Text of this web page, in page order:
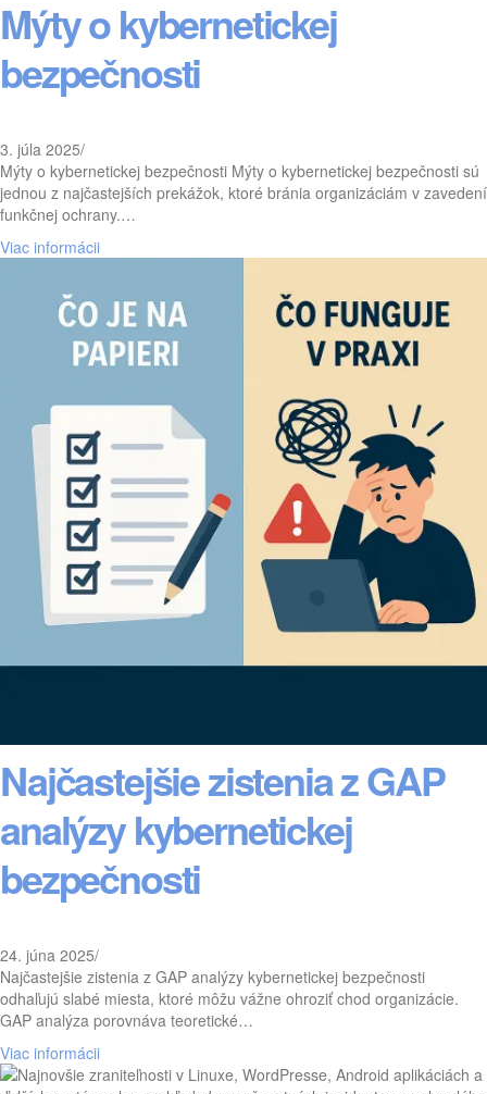
Mýty o kybernetickej
bezpečnosti
3. júla 2025/
Mýty o kybernetickej bezpečnosti Mýty o kybernetickej bezpečnosti sú
jednou z najčastejších prekážok, ktoré bránia organizáciám v zavedení
funkčnej ochrany.…
Viac informácii
Najčastejšie zistenia z GAP
analýzy kybernetickej
bezpečnosti
24. júna 2025/
Najčastejšie zistenia z GAP analýzy kybernetickej bezpečnosti
odhaľujú slabé miesta, ktoré môžu vážne ohroziť chod organizácie.
GAP analýza porovnáva teoretické…
Viac informácii